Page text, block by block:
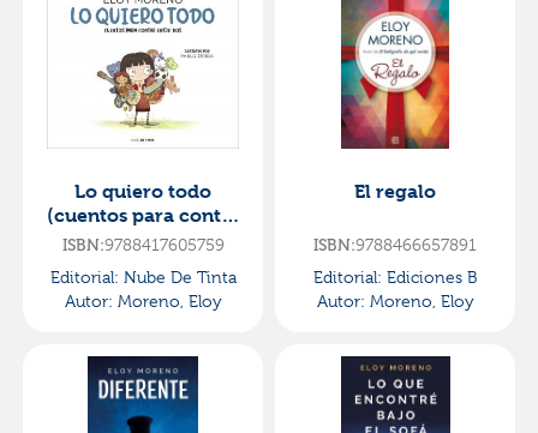
Lo quiero todo
(cuentos para contar
entre dos)
ISBN:9788417605759
Editorial: Nube De Tinta
Autor: Moreno, Eloy
El regalo
ISBN:9788466657891
Editorial: Ediciones B
Autor: Moreno, Eloy